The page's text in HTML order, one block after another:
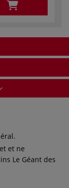
et ne
Le Géant des